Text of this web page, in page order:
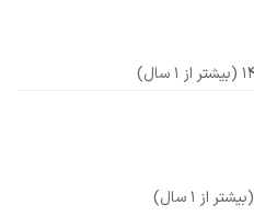
(بیشتر از 1 سال)
(بیشتر از 1 سال)